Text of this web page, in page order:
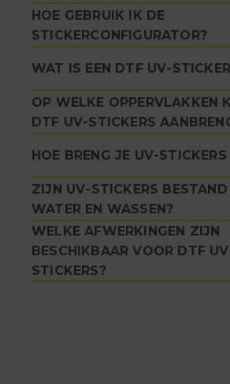
HOE GEBRUIK IK DE
STICKERCONFIGURATOR?
WAT IS EEN DTF UV-
OP WELKE OPPERVLAKKEN
DTF UV-STICKERS
HOE BRENG JE UV-
ZIJN UV-STICKERS BESTAND
WATER EN WASSEN?
WELKE AFWERKINGEN ZIJN
BESCHIKBAAR VOOR DTF
STICKERS?